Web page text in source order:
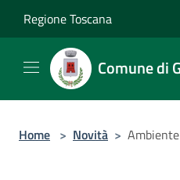
Regione Toscana
Comune di
Home > Novità > Ambiente